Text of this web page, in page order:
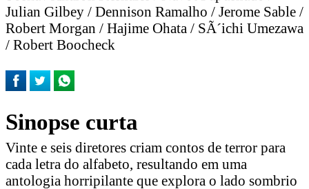
Julian Gilbey / Dennison Ramalho / Jerome Sable /
Robert Morgan / Hajime Ohata / SÃ´ichi Umezawa
/ Robert Boocheck
Sinopse curta
Vinte e seis diretores criam contos de terror para
cada letra do alfabeto, resultando em uma
antologia horripilante que explora o lado sombrio